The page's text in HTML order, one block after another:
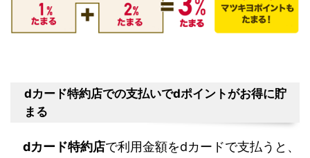
dカード特約店での支払いでdポイントがお得に貯
まる
dカード特約店で利用金額をdカードで支払うと、